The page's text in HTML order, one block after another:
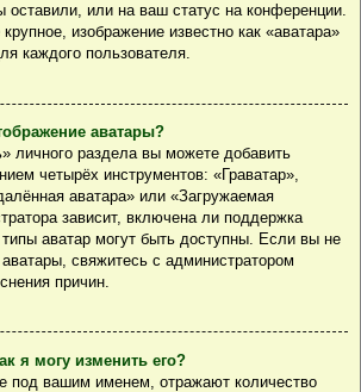
оставили, или на ваш статус на конференции.
изображение известно как «аватара»
каждого пользователя.
аватары?
личного раздела вы можете добавить
четырёх инструментов: «Граватар»,
аватара» или «Загружаемая
зависит, включена ли поддержка
типы аватар могут быть доступны. Если вы не
свяжитесь с администратором
причин.
я могу изменить его?
под вашим именем, отражают количество